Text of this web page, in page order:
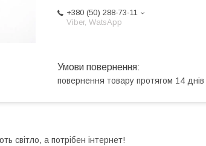
+380 (50) 288-73-11
Viber, WatsApp
повернення товару протягом 14 днів
світло, а потрібен інтернет!